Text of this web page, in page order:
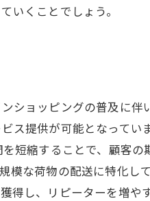
いくことでしょう。
ショッピングの普及に
ス提供が可能となって
短縮することで、顧客
模な荷物の配送に特化
得し、リピーターを増